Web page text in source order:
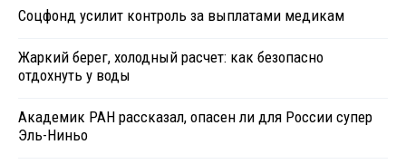
Соцфонд усилит контроль за выплатами медикам
Жаркий берег, холодный расчет: как безопасно
отдохнуть у воды
Академик РАН рассказал, опасен ли для России супер
Эль-Ниньо